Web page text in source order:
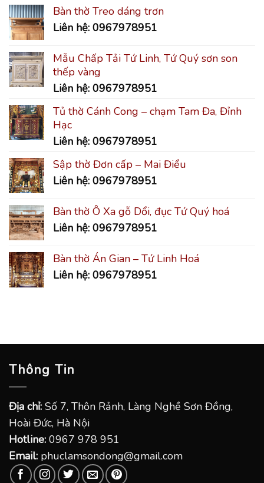
Bàn thờ Treo dáng trơn
Liên hệ: 0967978951
Mẫu Chấp Tải Tứ Linh, Tứ Quý sơn son
thếp vàng
Liên hệ: 0967978951
Tủ thờ Cánh Cong – chạm Tam Đa, Đỉnh
Hạc
Liên hệ: 0967978951
Sập thờ Đơn cấp – Mai Điểu
Liên hệ: 0967978951
Bàn thờ Ô Xa gỗ Dổi, đục Tứ Quý hoá
Liên hệ: 0967978951
Bàn thờ Án Gian – Tứ Linh Hoá
Liên hệ: 0967978951
Thông Tin
Địa chỉ: Số 7, Thôn Rảnh, Làng Nghề Sơn Đồng,
Hoài Đức, Hà Nội
Hotline: 0967 978 951
Email: phuclamsondong@gmail.com